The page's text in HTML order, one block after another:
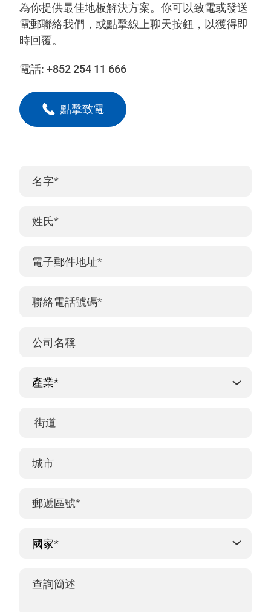
為你提供最佳地板解決方案。你可以致電或發送
電郵聯絡我們，或點擊線上聊天按鈕，以獲得即
時回覆。
電話: +852 254 11 666
點擊致電